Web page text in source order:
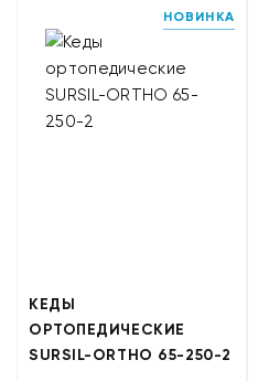
НОВИНКА
КЕДЫ
ОРТОПЕДИЧЕСКИЕ
SURSIL-ORTHO 65-250-2